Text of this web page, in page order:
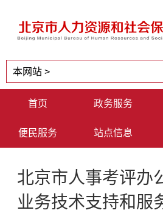
首页 政务服务
便民服务 站点信息
北京市人事考评办
业务技术支持和服